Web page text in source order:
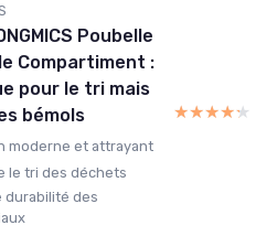
Poubelle
Compartiment :
pour le tri mais
bémols
moderne et attrayant
le tri des déchets
durabilité des
★★★★★
★★★★★